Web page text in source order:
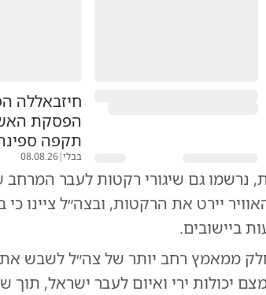
חיזבאללה
הפסקת
תקפה
בבלי|
08.08.26
נרשמו גם שיגורי רקטות לעבר המרחב
יירט את הרקטות, ובצה״ל ציינו
ביישובים.
ממאמץ רחב יותר של צה״ל לשבש
יכולות ירי ואיום לעבר ישראל, תוך